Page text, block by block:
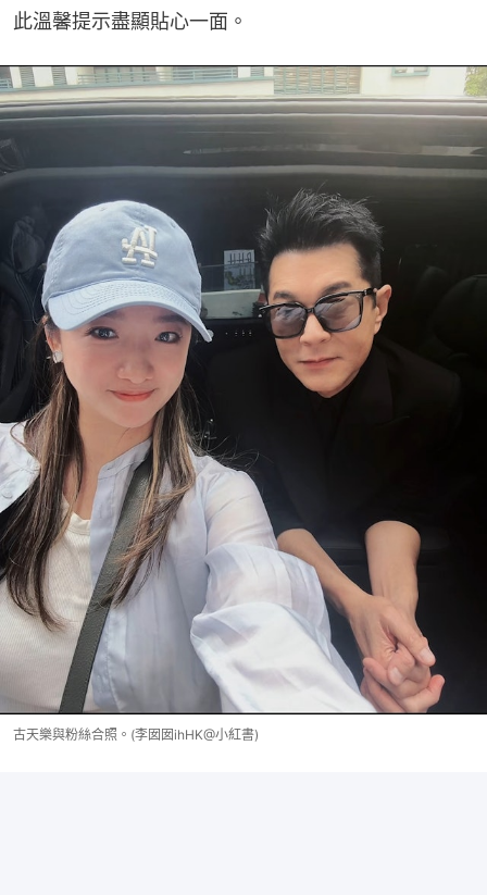
此溫馨提示盡顯貼心一面。
古天樂與粉絲合照。(李囡囡ihHK@小紅書)